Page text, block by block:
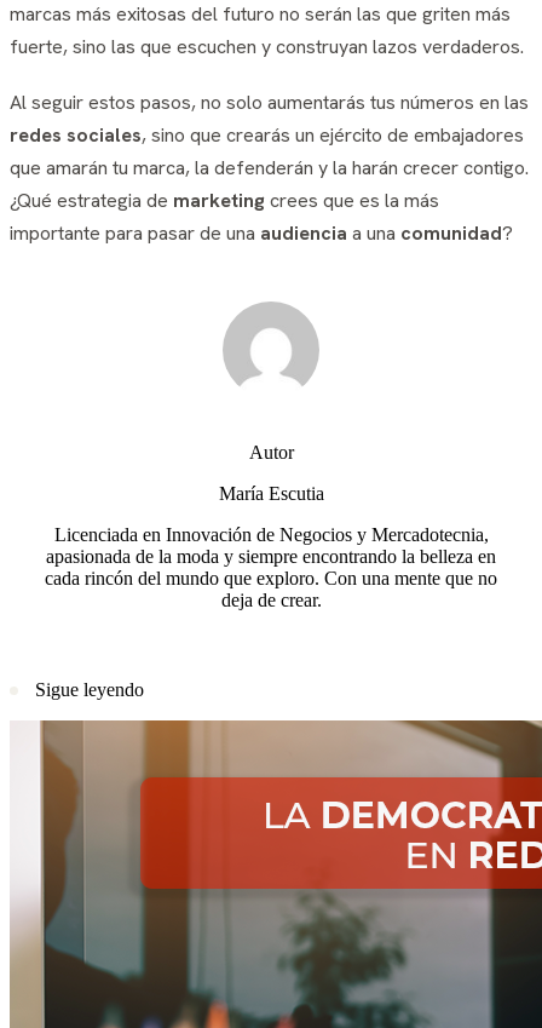
marcas más exitosas del futuro no serán las que griten más
fuerte, sino las que escuchen y construyan lazos verdaderos.
Al seguir estos pasos, no solo aumentarás tus números en las
redes sociales, sino que crearás un ejército de embajadores
que amarán tu marca, la defenderán y la harán crecer contigo.
¿Qué estrategia de marketingcrees que es la más
importante para pasar de una audiencia a una comunidad?
Autor
María Escutia
Licenciada en Innovación de Negocios y Mercadotecnia,
apasionada de la moda y siempre encontrando la belleza en
cada rincón del mundo que exploro. Con una mente que no
deja de crear.
Sigue leyendo